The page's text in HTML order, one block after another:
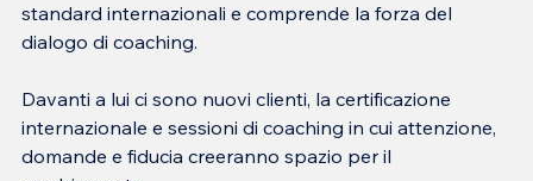
standard internazionali e comprende la forza del
dialogo di coaching.
Davanti a lui ci sono nuovi clienti, la certificazione
internazionale e sessioni di coaching in cui attenzione,
domande e fiducia creeranno spazio per il